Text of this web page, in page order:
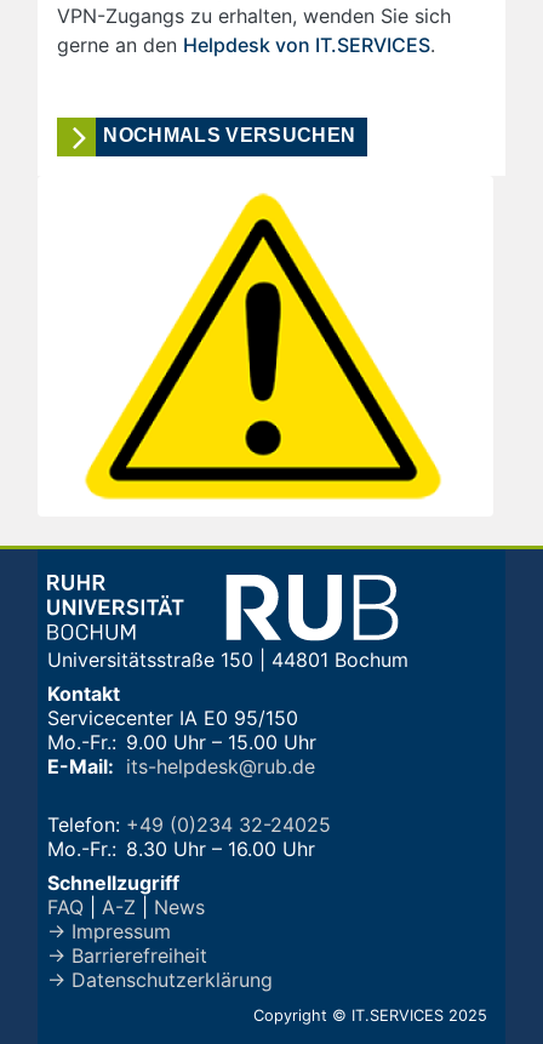
VPN-Zugangs zu erhalten, wenden Sie sich
gerne an den Helpdesk von IT.SERVICES.
NOCHMALS VERSUCHEN
Universitätsstraße 150 | 44801 Bochum
Kontakt
Servicecenter IA E0 95/150
Mo.-Fr.: 9.00 Uhr – 15.00 Uhr
E-Mail: its-helpdesk@rub.de
Telefon: +49 (0)234 32-24025
Mo.-Fr.: 8.30 Uhr – 16.00 Uhr
Schnellzugriff
FAQ
A-Z
News
→ Impressum
→ Barrierefreiheit
→ Datenschutzerklärung
Copyright © IT.SERVICES 2025